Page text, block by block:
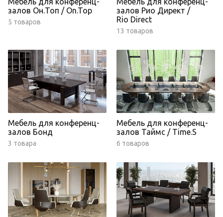
залов Он.Топ / On.Top
5 товаров
залов Рио Директ /
Rio Direct
13 товаров
Мебель для конференц-
залов Бонд
3 товара
Мебель для конференц-
залов Таймс / Time.S
6 товаров